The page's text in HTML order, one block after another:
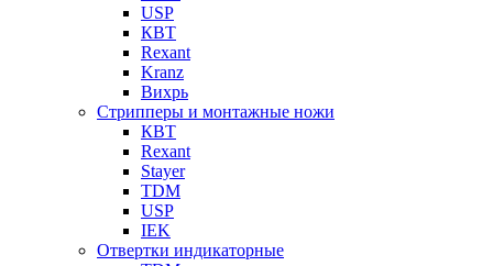
USP
КВТ
Rexant
Kranz
Вихрь
Стрипперы и монтажные ножи
КВТ
Rexant
Stayer
TDM
USP
IEK
Отвертки индикаторные